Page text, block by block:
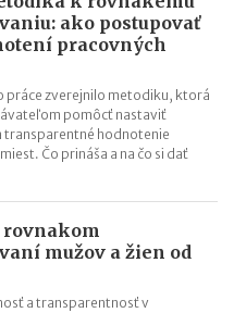
potenciál AI aj na Kaufland
predajcovia využiť nákupnú
5 krokov k vyšším tržbám
ako postupovať
pracovných
práce zverejnilo metodiku, ktorá
pomôcť nastaviť
transparentné hodnotenie
Čo prináša a na čo si dať
rovnakom
mužov a žien od
a transparentnosť v